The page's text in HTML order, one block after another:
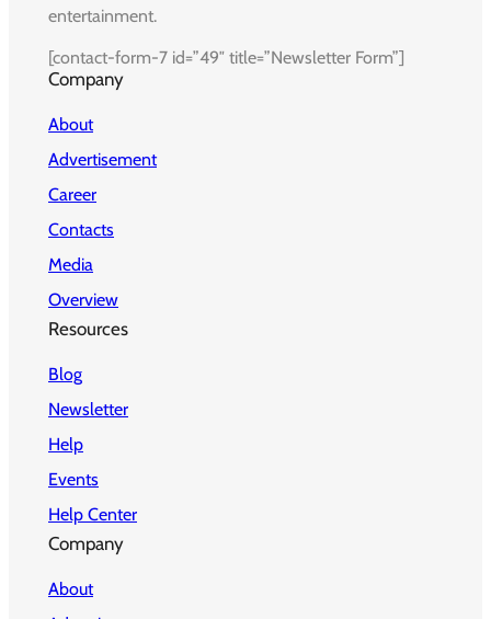
entertainment.
[contact-form-7 id=”49″ title=”Newsletter Form”]
Company
About
Advertisement
Career
Contacts
Media
Overview
Resources
Blog
Newsletter
Help
Events
Help Center
Company
About